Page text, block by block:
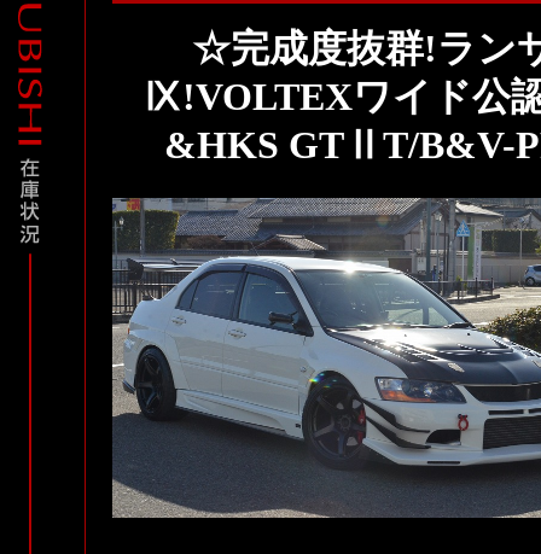
☆完成度抜群!ラン
Ⅸ!VOLTEXワイド公
&HKS GTⅡT/B&V-